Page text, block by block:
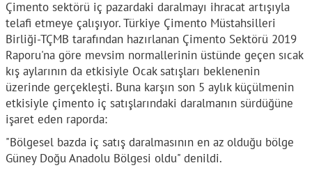
Çimento sektörü iç pazardaki daralmayı ihracat artışıyla
telafi etmeye çalışıyor. Türkiye Çimento Müstahsilleri
Birliği-TÇMB tarafından hazırlanan Çimento Sektörü 2019
Raporu'na göre mevsim normallerinin üstünde geçen sıcak
kış aylarının da etkisiyle Ocak satışları beklenenin
üzerinde gerçekleşti. Buna karşın son 5 aylık küçülmenin
etkisiyle çimento iç satışlarındaki daralmanın sürdüğüne
işaret eden raporda:
"Bölgesel bazda iç satış daralmasının en az olduğu bölge
Güney Doğu Anadolu Bölgesi oldu" denildi.